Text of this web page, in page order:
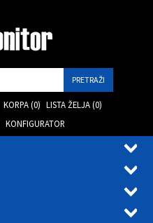
KORPA (0) LISTA ŽELJA (0)
KONFIGURATOR